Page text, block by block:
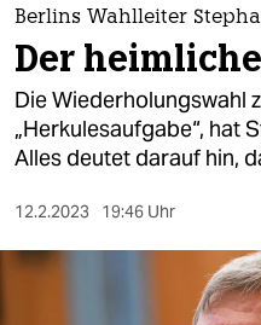
themen
politik
öko
Berlins Wahlleiter
Der
Die Wiederholungswahl
„Herkulesaufgabe“, hat
Alles deutet darauf hin,
12.2.2023 19:46 Uhr